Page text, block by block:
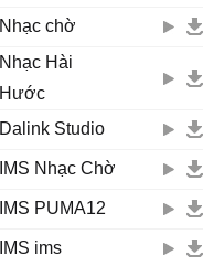
Nhạc chờ
Nhạc Hài
Hước
Dalink Studio
IMS Nhạc Chờ
IMS PUMA12
IMS ims